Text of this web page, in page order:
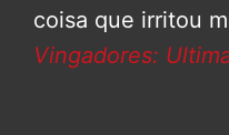
coisa que irritou
Vingadores: